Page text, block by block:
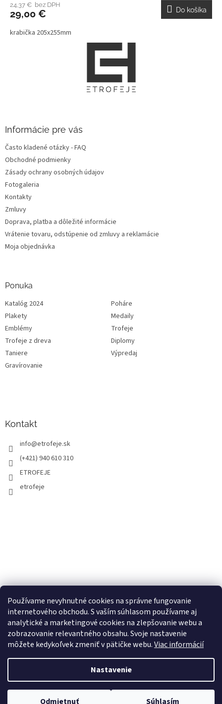
Používame nevyhnutné cookies na správne fungovanie
internetového obchodu. S vaším súhlasom používame aj
analytické a marketingové cookies na zlepšovanie webu a
zobrazovanie relevantného obsahu. Svoje nastavenie
môžete kedykoľvek zmeniť v pätičke webu.Viac informácií
Nastavenie
Odmietnuť Súhlasím
24,37 € bez DPH
29,00 € Do košíka
krabička 205x255mm
Informácie pre vás
Často kladené otázky - FAQ
Obchodné podmienky
Zásady ochrany osobných údajov
Fotogaleria
Kontakty
Zmluvy
Doprava, platba a dôležité informácie
Vrátenie tovaru, odstúpenie od zmluvy a reklamácie
Moja objednávka
Ponuka
Katalóg 2024
Poháre
Plakety
Medaily
Emblémy
Trofeje
Trofeje z dreva
Diplomy
Taniere
Výpredaj
Gravírovanie
Kontakt
info@etrofeje.sk
(+421) 940 610 310
ETROFEJE
etrofeje
Copyright 2026ETROFEJE.sk. Všetky práva vyhradené.Upraviť